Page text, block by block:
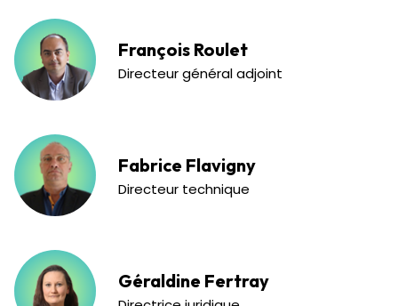
François Roulet
Directeur général adjoint
Fabrice Flavigny
Directeur technique
Géraldine Fertray